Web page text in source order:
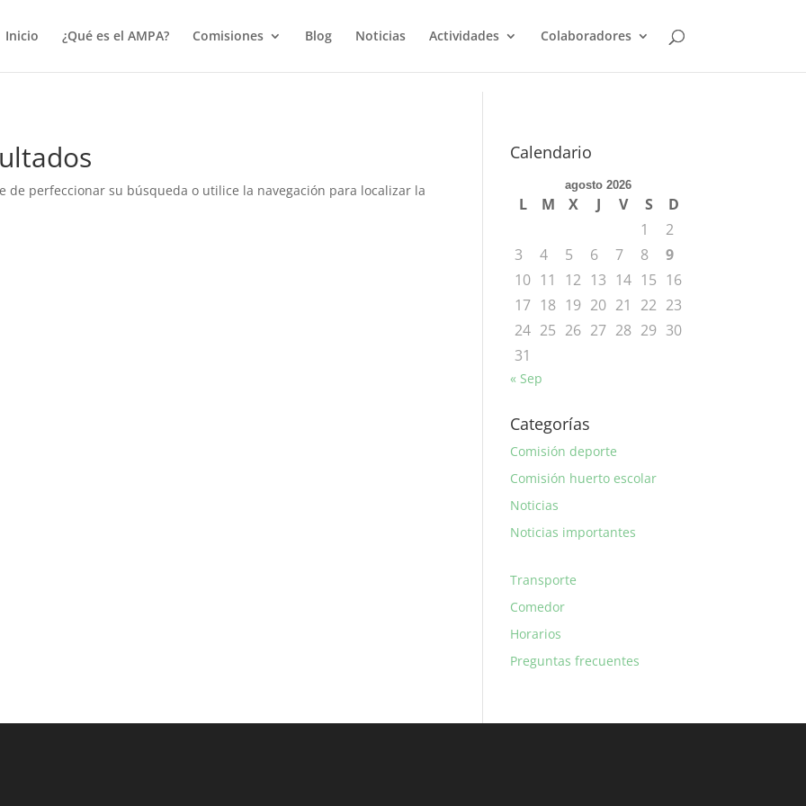
Inicio
¿Qué es el AMPA? Comisiones Blog Noticias Actividades Colaboradores
de perfeccionar su búsqueda o utilice la navegación para localizar la
Calendario
agosto 2026
L M X J V S
D
1
2
3
4 5 6 7 8
9
10 11 12 13 14 15 16
17 18 19 20 21 22 23
24 25 26 27 28 29 30
31
« Sep
Categorías
Comisión deporte
Comisión huerto escolar
Noticias
Noticias importantes
Transporte
Comedor
Horarios
Preguntas frecuentes